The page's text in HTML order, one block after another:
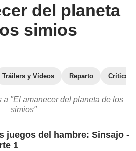
del planeta
simios
Tráilers y Vídeos Reparto Críticas
"El amanecer del planeta de los
simios"
juegos del hambre: Sinsajo -
1